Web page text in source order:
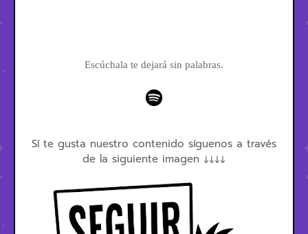
Escúchala te dejará sin palabras.
Sí te gusta nuestro contenido síguenos a través
de la siguiente imagen ↓↓↓↓